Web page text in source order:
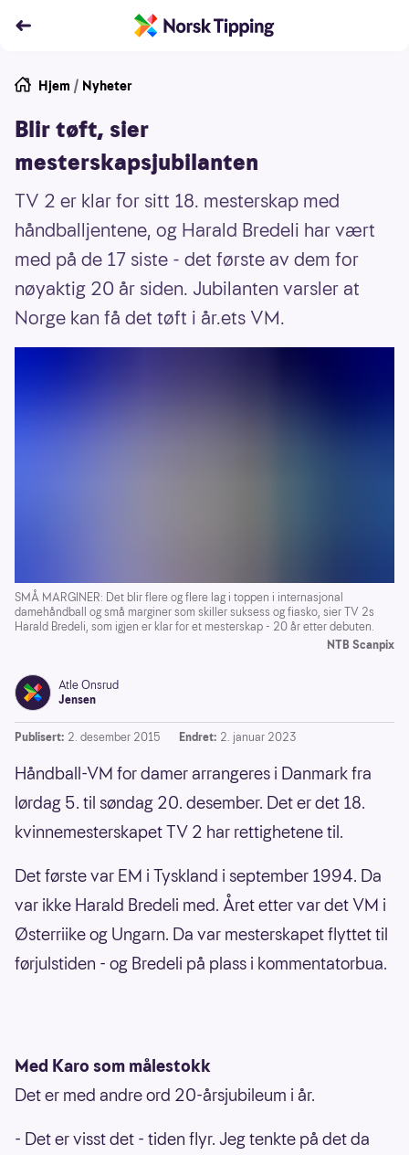
Hjem / Nyheter
Blir tøft, sier
mesterskapsjubilanten
TV 2 er klar for sitt 18. mesterskap med
håndballjentene, og Harald Bredeli har vært
med på de 17 siste - det første av dem for
nøyaktig 20 år siden. Jubilanten varsler at
Norge kan få det tøft i år.ets VM.
SMÅ MARGINER: Det blir flere og flere lag i toppen i internasjonal
damehåndball og små marginer som skiller suksess og fiasko, sier TV 2s
Harald Bredeli, som igjen er klar for et mesterskap - 20 år etter debuten.
NTB Scanpix
Atle Onsrud
Jensen
Publisert: 2. desember 2015 Endret: 2. januar 2023
Håndball-VM for damer arrangeres i Danmark fra
lørdag 5. til søndag 20. desember. Det er det 18.
kvinnemesterskapet TV 2 har rettighetene til.
Det første var EM i Tyskland i september 1994. Da
var ikke Harald Bredeli med. Året etter var det VM i
Østerriike og Ungarn. Da var mesterskapet flyttet til
førjulstiden - og Bredeli på plass i kommentatorbua.
Med Karo som målestokk
Det er med andre ord 20-årsjubileum i år.
- Det er visst det - tiden flyr. Jeg tenkte på det da